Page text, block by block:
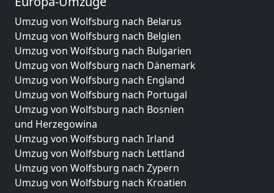
Umzug von Wolfsburg nach Belarus
Umzug von Wolfsburg nach Belgien
Umzug von Wolfsburg nach Bulgarien
Umzug von Wolfsburg nach Dänemark
Umzug von Wolfsburg nach England
Umzug von Wolfsburg nach Portugal
Umzug von Wolfsburg nach Bosnien
und Herzegowina
Umzug von Wolfsburg nach Irland
Umzug von Wolfsburg nach Lettland
Umzug von Wolfsburg nach Zypern
Umzug von Wolfsburg nach Kroatien